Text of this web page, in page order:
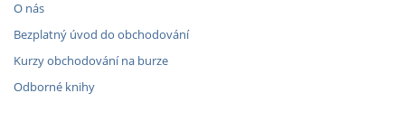
O nás
Bezplatný úvod do obchodování
Kurzy obchodování na burze
Odborné knihy